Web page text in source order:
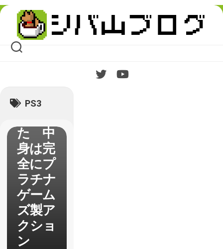
Skip
content
PS3
ルギア
ライジ
ング】
体験版
された
のでや
た 中
身は完
全にプ
ラチナ
ゲーム
ズ製ア
クショ
ン